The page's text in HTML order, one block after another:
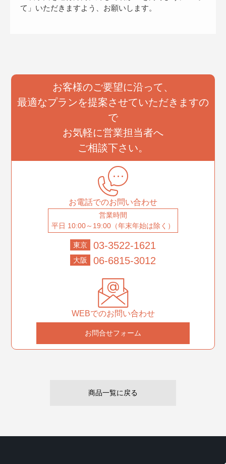
て」いただきますよう、お願いします。
お客様のご要望に沿って、
最適なプランを提案させていただきますの
で
お気軽に営業担当者へ
ご相談下さい。
お電話でのお問い合わせ
営業時間
平日 10:00～19:00（年末年始は除く）
東京 03-3522-1621
大阪 06-6815-3012
WEBでのお問い合わせ
お問合せフォーム
商品一覧に戻る